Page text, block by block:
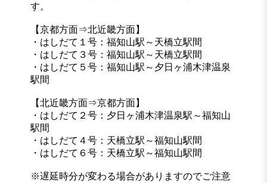
す。
【京都方面⇒北近畿方面】
・はしだて１号：福知山駅～天橋立駅間
・はしだて３号：福知山駅～天橋立駅間
・はしだて５号：福知山駅～夕日ヶ浦木津温泉
駅間
【北近畿方面⇒京都方面】
・はしだて２号：夕日ヶ浦木津温泉駅～福知山
駅間
・はしだて４号：天橋立駅～福知山駅間
・はしだて６号：天橋立駅～福知山駅間
※遅延時分が変わる場合がありますのでご注意